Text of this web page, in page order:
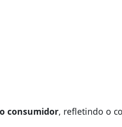
consumidor, refletindo o